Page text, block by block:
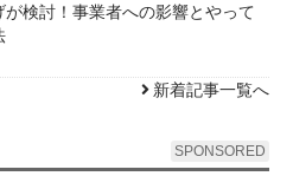
検討！事業者への影響とやって
新着記事一覧へ
SPONSORED